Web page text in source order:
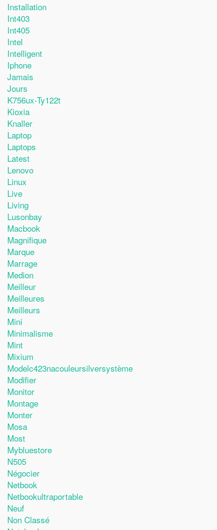
Installation
Int403
Int405
Intel
Intelligent
Iphone
Jamais
Jours
K756ux-Ty122t
Kioxia
Knaller
Laptop
Laptops
Latest
Lenovo
Linux
Live
Living
Lusonbay
Macbook
Magnifique
Marque
Marrage
Medion
Meilleur
Meilleures
Meilleurs
Mini
Minimalisme
Mint
Mixium
Modelc423nacouleursilversystème
Modifier
Monitor
Montage
Monter
Mosa
Most
Mybluestore
N505
Négocier
Netbook
Netbookultraportable
Neuf
Non Classé